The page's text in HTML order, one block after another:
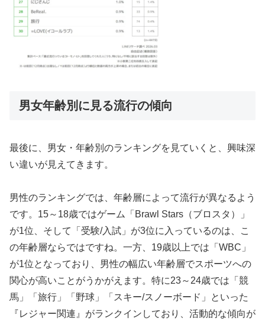
男女年齢別に見る流行の傾向
最後に、男女・年齢別のランキングを見ていくと、興味深
い違いが見えてきます。
男性のランキングでは、年齢層によって流行が異なるよう
です。15～18歳ではゲーム「Brawl Stars（ブロスタ）」
が1位、そして「受験/入試」が3位に入っているのは、こ
の年齢層ならではですね。一方、19歳以上では「WBC」
が1位となっており、男性の幅広い年齢層でスポーツへの
関心が高いことがうかがえます。特に23～24歳では「競
馬」「旅行」「野球」「スキー/スノーボード」といった
『レジャー関連』がランクインしており、活動的な傾向が